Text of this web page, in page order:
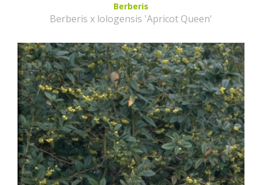
Berberis
Berberis x lologensis 'Apricot Queen'